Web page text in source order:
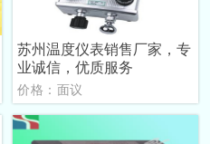
苏州温度仪表销售厂家，专
业诚信，优质服务
价格：面议